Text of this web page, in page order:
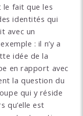
le fait que les
identités qui
avec un
: il n’y a
idée de la
en rapport avec
la question du
qui y réside
qu’elle est